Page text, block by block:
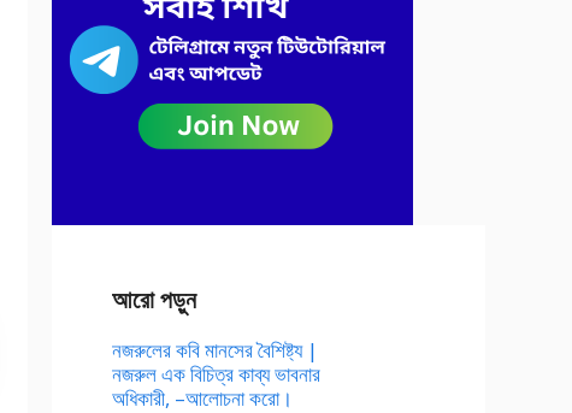
আরো পড়ুন
নজরুলের কবি মানসের বৈশিষ্ট্য |
নজরুল এক বিচিত্র কাব্য ভাবনার
অধিকারী, –আলোচনা করো।